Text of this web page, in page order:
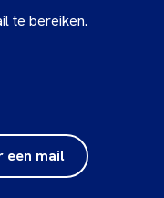
te bereiken.
een mail